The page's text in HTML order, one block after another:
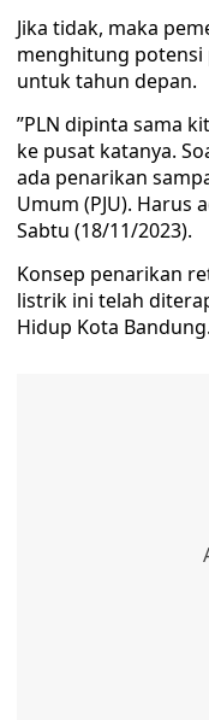
Jika tidak, maka
menghitung
untuk tahun depan.
”PLN dipinta sama
ke pusat katanya.
ada penarikan
Umum (PJU). Harus
Sabtu (18/11/2023).
Konsep penarikan
listrik ini telah
Hidup Kota Bandung.